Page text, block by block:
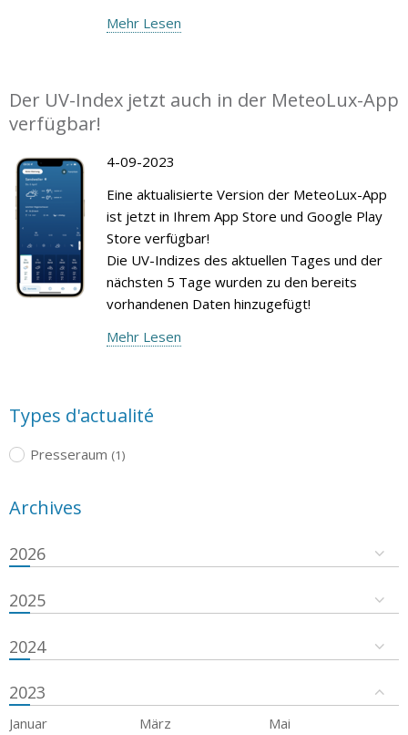
Mehr Lesen
Der UV-Index jetzt auch in der MeteoLux-App
verfügbar!
4-09-2023
Eine aktualisierte Version der MeteoLux-App
ist jetzt in Ihrem App Store und Google Play
Store verfügbar!
Die UV-Indizes des aktuellen Tages und der
nächsten 5 Tage wurden zu den bereits
vorhandenen Daten hinzugefügt!
Mehr Lesen
Types d'actualité
Presseraum (1)
Archives
2026
2025
2024
2023
Januar März
Mai